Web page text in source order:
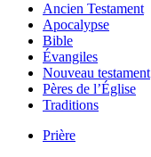
Ancien Testament
Apocalypse
Bible
Évangiles
Nouveau testament
Pères de l’Église
Traditions
Prière